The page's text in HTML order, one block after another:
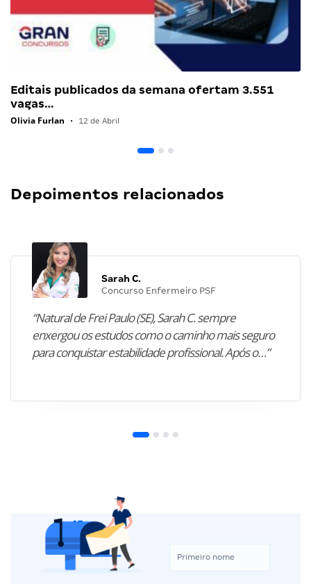
Editais publicados da semana ofertam 3.551
vagas…
Olivia Furlan • 12 de Abril
Depoimentos relacionados
Sarah C.
Concurso Enfermeiro PSF
“Natural de Frei Paulo (SE), Sarah C. sempre
enxergou os estudos como o caminho mais seguro
para conquistar estabilidade profissional. Após o…”